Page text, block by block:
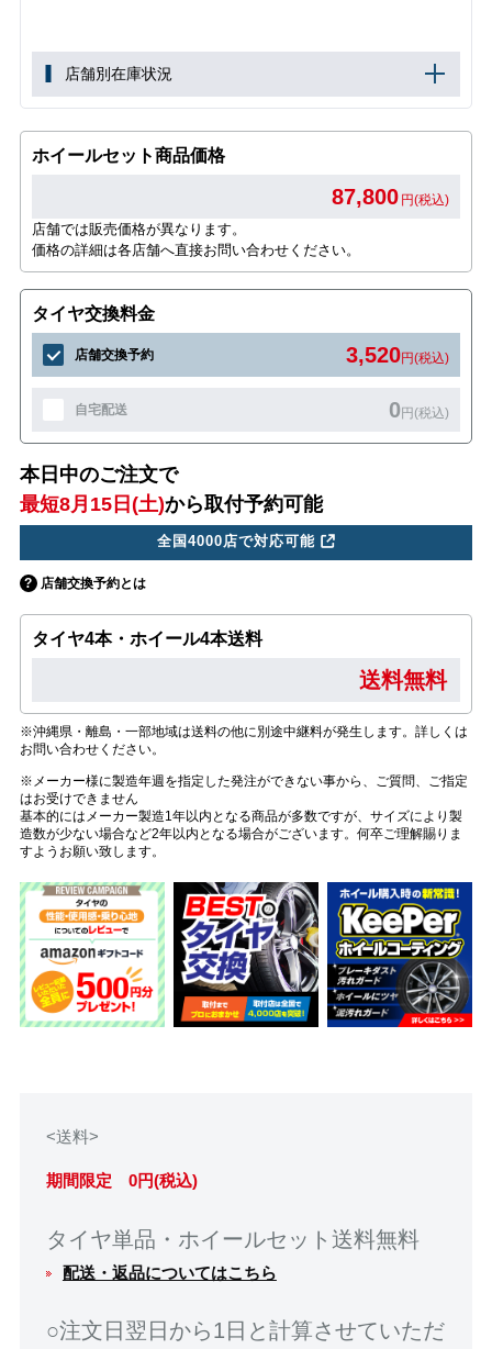
店舗別在庫状況
ホイールセット商品価格
87,800 円(税込)
店舗では販売価格が異なります。
価格の詳細は各店舗へ直接お問い合わせください。
タイヤ交換料金
店舗交換予約 3,520円(税込)
自宅配送 0円(税込)
本日中のご注文で
最短8月15日(土)から取付予約可能
全国4000店で対応可能
店舗交換予約とは
タイヤ4本・ホイール4本送料
送料無料
※沖縄県・離島・一部地域は送料の他に別途中継料が発生します。詳しくは
お問い合わせください。
※メーカー様に製造年週を指定した発注ができない事から、ご質問、ご指定
はお受けできません
基本的にはメーカー製造1年以内となる商品が多数ですが、サイズにより製
造数が少ない場合など2年以内となる場合がございます。何卒ご理解賜りま
すようお願い致します。
<送料>
期間限定 0円(税込)
タイヤ単品・ホイールセット送料無料
配送・返品についてはこちら
○注文日翌日から1日と計算させていただ